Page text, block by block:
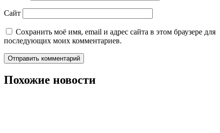
Сайт
Сохранить моё имя, email и адрес сайта в этом браузере для
последующих моих комментариев.
Похожие новости